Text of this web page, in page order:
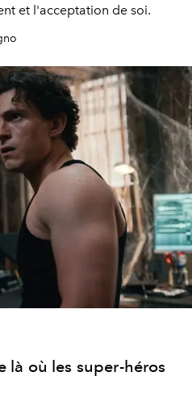
et l'acceptation de soi.
là où les super-héros